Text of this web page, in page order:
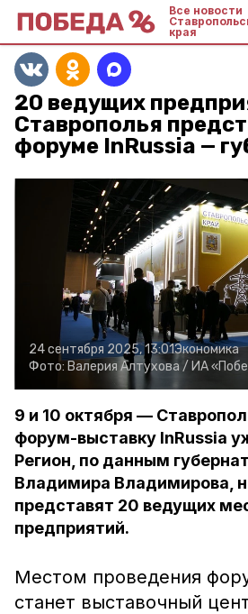
Все новости
края
20 ведущих
Ставрополья
форуме InRussia —
24 сентября 2025, 13:01Экономика
Фото: Валерия Алтухова / ИА
9 и 10 октября —
форум-выставку InRussia
Регион, по данным
Владимира Владимирова,
представят 20 ведущих
предприятий.
Местом проведения
станет выставочный